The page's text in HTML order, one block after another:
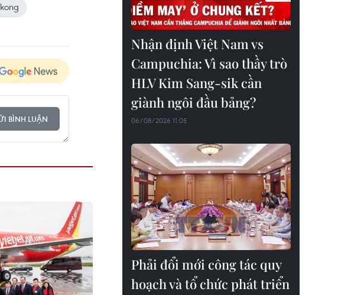
BÌNH LUẬN
Nhận định Việt Nam vs
Campuchia: Vì sao thầy trò
HLV Kim Sang-sik cần
giành ngôi đầu bảng?
06/08/2026 11:05
Phải đổi mới công tác quy
hoạch và tổ chức phát triển